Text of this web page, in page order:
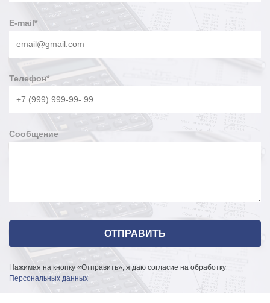
E-mail*
Телефон*
Сообщение
Нажимая на кнопку «Отправить», я даю согласие на обработку
Персональных данных